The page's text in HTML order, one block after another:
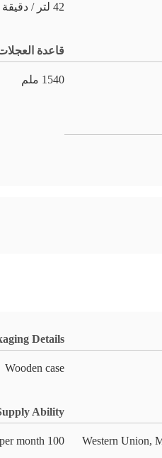
42 لتر / دقيقة
قاعدة
1540 ملم
Details
Wooden case
Western Union,
Ability
100 set per month